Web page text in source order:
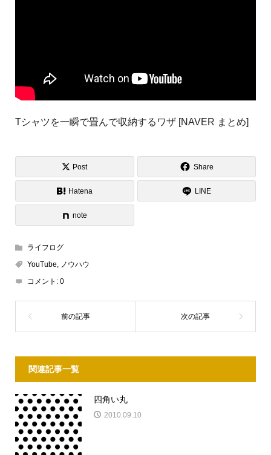
Tシャツを一瞬で畳んで収納するワザ [NAVER まとめ]
Post Share
Hatena LINE
note
ライフログ
YouTube, ノウハウ
コメント: 0
関連記事一覧
四角い丸
2010.09.10